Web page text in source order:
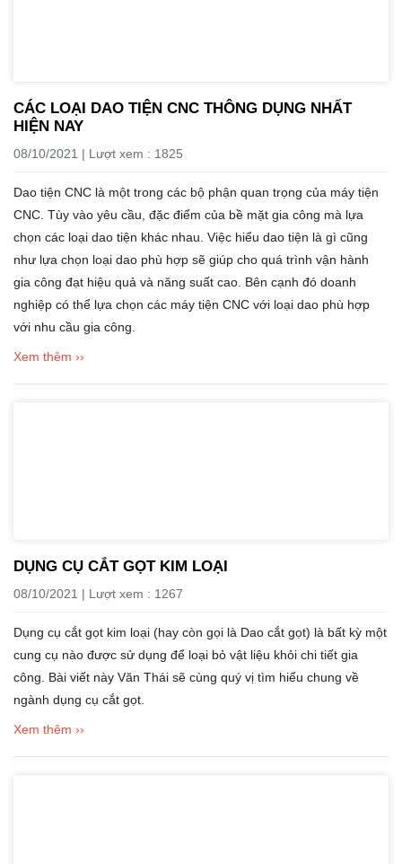
CÁC LOẠI DAO TIỆN CNC THÔNG DỤNG NHẤT
HIỆN NAY
08/10/2021 | Lượt xem : 1825
Dao tiện CNC là một trong các bộ phận quan trọng của máy tiện
CNC. Tùy vào yêu cầu, đặc điểm của bề mặt gia công mà lựa
chọn các loại dao tiện khác nhau. Việc hiểu dao tiện là gì cũng
như lựa chọn loại dao phù hợp sẽ giúp cho quá trình vận hành
gia công đạt hiệu quả và năng suất cao. Bên cạnh đó doanh
nghiệp có thể lựa chọn các máy tiện CNC với loại dao phù hợp
với nhu cầu gia công.
Xem thêm ››
DỤNG CỤ CẮT GỌT KIM LOẠI
08/10/2021 | Lượt xem : 1267
Dụng cụ cắt gọt kim loại (hay còn gọi là Dao cắt gọt) là bất kỳ một
cung cụ nào được sử dụng để loại bỏ vật liệu khỏi chi tiết gia
công. Bài viết này Văn Thái sẽ cùng quý vị tìm hiểu chung về
ngành dụng cụ cắt gọt.
Xem thêm ››